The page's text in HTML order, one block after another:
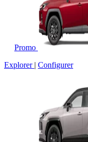
Promo
Explorer | Configurer